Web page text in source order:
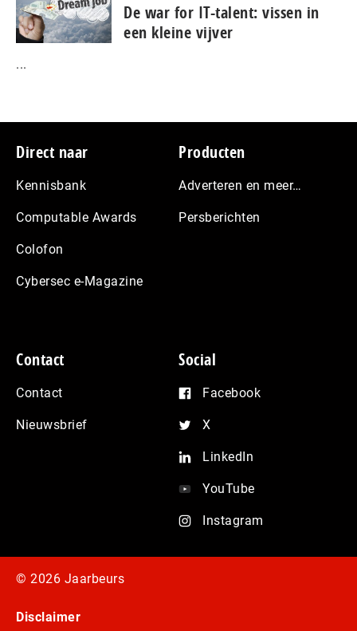
De war for IT-talent: vissen in
een kleine vijver
...
Footer
Direct naar
Kennisbank
Computable Awards
Colofon
Cybersec e-Magazine
Producten
Adverteren en meer…
Persberichten
Contact
Contact
Nieuwsbrief
Social
Facebook
X
LinkedIn
YouTube
Instagram
© 2026 Jaarbeurs
Disclaimer